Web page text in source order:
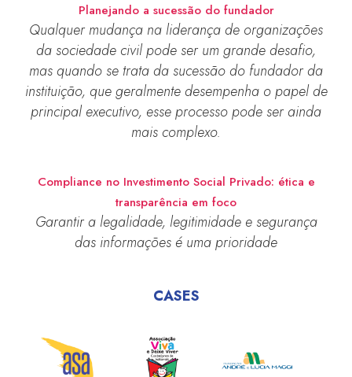
Planejando a sucessão do fundador
Qualquer mudança na liderança de organizações
da sociedade civil pode ser um grande desafio,
mas quando se trata da sucessão do fundador da
instituição, que geralmente desempenha o papel de
principal executivo, esse processo pode ser ainda
mais complexo.
Compliance no Investimento Social Privado: ética e
transparência em foco
Garantir a legalidade, legitimidade e segurança
das informações é uma prioridade
CASES